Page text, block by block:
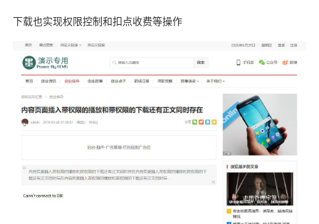
下载也实现权限控制和扣点收费等操作